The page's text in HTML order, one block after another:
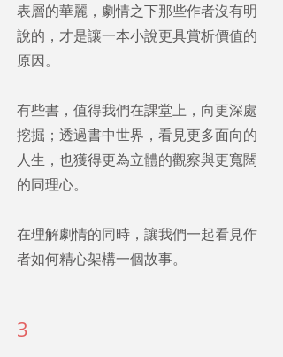
表層的華麗，劇情之下那些作者沒有明
說的，才是讓一本小說更具賞析價值的
原因。
有些書，值得我們在課堂上，向更深處
挖掘；透過書中世界，看見更多面向的
人生，也獲得更為立體的觀察與更寬闊
的同理心。
在理解劇情的同時，讓我們一起看見作
者如何精心架構一個故事。
3